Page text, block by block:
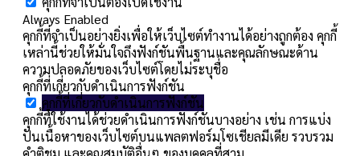
Always Enabled
คุกกี้ที่จำเป็นอย่างยิ่งเพื่อให้เว็บไซต์ทำงานได้อย่างถูกต้อง คุกกี้
เหล่านี้ช่วยให้มั่นใจถึงฟังก์ชันพื้นฐานและคุณลักษณะด้าน
ความปลอดภัยของเว็บไซต์โดยไม่ระบุชื่อ
คุกกี้ที่เกี่ยวกับดำเนินการฟังก์ชัน
คุกกี้ที่เกี่ยวกับดำเนินการฟังก์ชัน
คุกกี้ที่ใช้งานได้ช่วยดำเนินการฟังก์ชันบางอย่าง เช่น การแบ่ง
ปันเนื้อหาของเว็บไซต์บนแพลตฟอร์มโซเชียลมีเดีย รวบรวม